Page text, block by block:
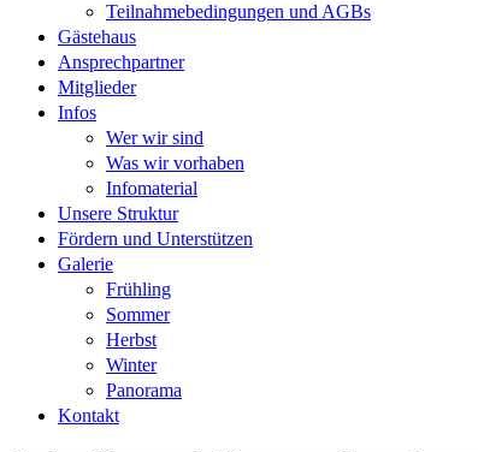
Teilnahmebedingungen und AGBs
Gästehaus
Ansprechpartner
Mitglieder
Infos
Wer wir sind
Was wir vorhaben
Infomaterial
Unsere Struktur
Fördern und Unterstützen
Galerie
Frühling
Sommer
Herbst
Winter
Panorama
Kontakt